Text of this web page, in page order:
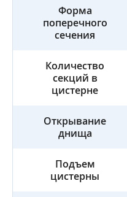
Форма
поперечного
сечения
Количество
секций в
цистерне
Открывание
днища
Подъем
цистерны